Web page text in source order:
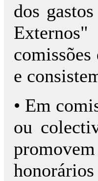
dos
e
• Em
ou